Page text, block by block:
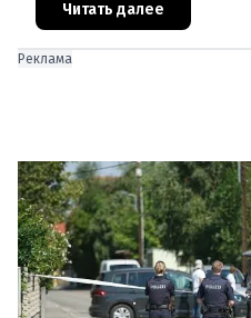
оказал ожесточённое
Читать далее
Реклама